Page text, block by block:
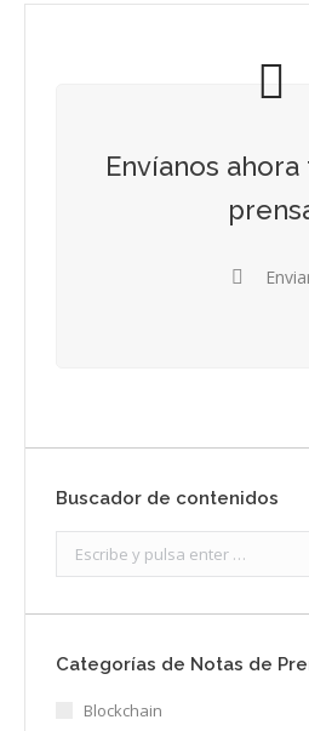
Envíanos
Buscador de contenidos
Categorías de Notas de
Blockchain